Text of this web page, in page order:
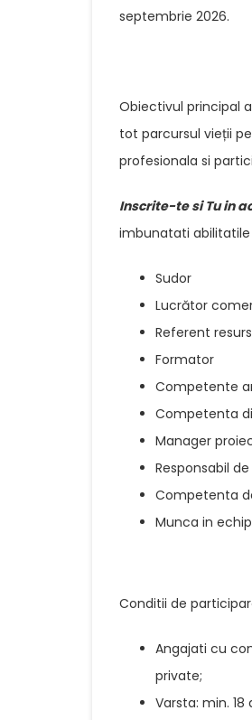
septembrie 2026.
Obiectivul principal
tot parcursul vieții
profesionala si
Inscrite-te si Tu in
imbunatati abilitatile
Sudor
Lucrător
Referent
Formator
Competente
Competenta
Manager
Responsabil
Competenta
Munca in
Conditii de
Angajati cu
private;
Varsta: min. 18